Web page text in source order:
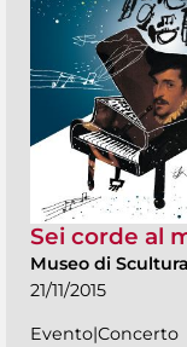
Sei corde al
Museo di
21/11/2015
Evento|Concerto